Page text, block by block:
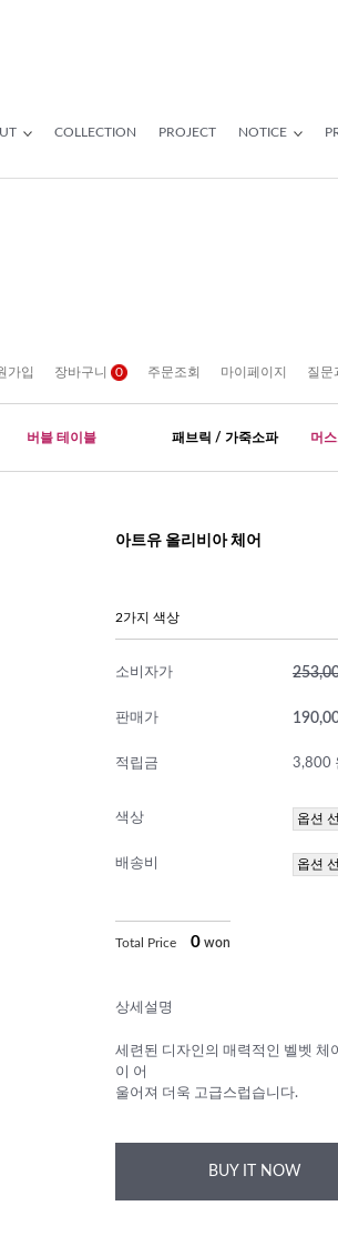
COLLECTION PROJECT NOTICE
가입 장바구니 0 주문조회 마이페이지 질문
버블 테이블 패브릭 / 가죽소파 머
아트유 올리비아 체어
2가지 색상
소비자가
판매가
적립금 3,800
색상
배송비
Total Price 0 won
상세설명
세련된 디자인의 매력적인 벨벳 체
이 어
울어져 더욱 고급스럽습니다.
BUY IT NOW